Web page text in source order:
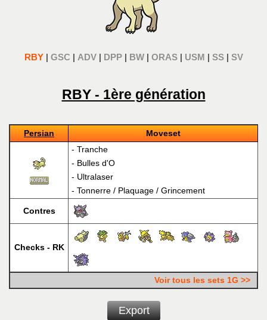
RBY| GSC | ADV| DPP| BW| ORAS| USM | SS| SV
RBY - 1ère génération
Persian
Moveset
- Tranche
- Bulles d'O
- Ultralaser
- Tonnerre / Plaquage / Grincement
Contres
Checks - RK
Voir tous les sets 1G >>
Export